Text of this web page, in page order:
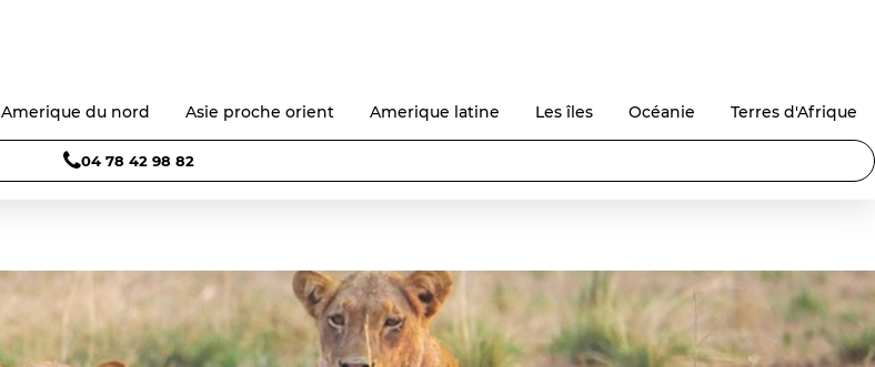
Amerique du nord Asie proche orient Amerique latine Les îles Océanie Terres d'Afrique
04 78 42 98 82